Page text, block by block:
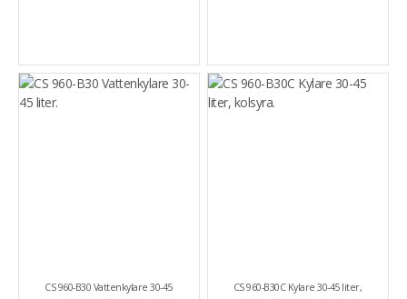
CS 960-B30 Vattenkylare 30-45
CS 960-B30C Kylare 30-45 liter,